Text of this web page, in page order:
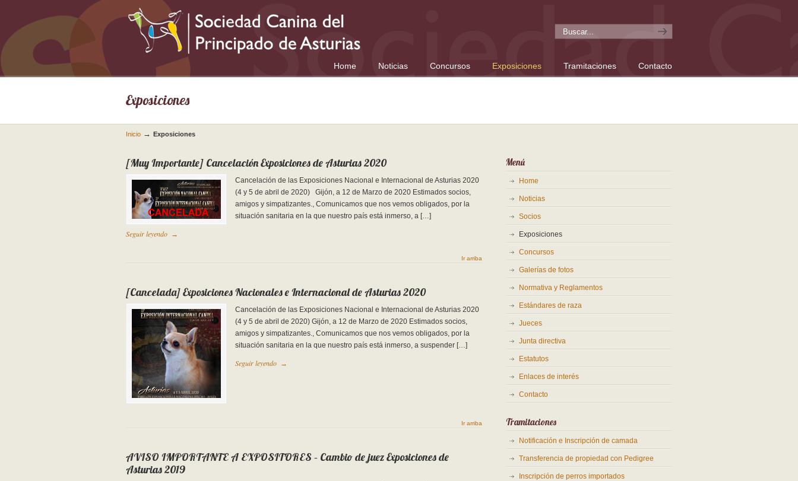
Home Noticias Concursos Exposiciones Tramitaciones Contacto
Exposiciones
Inicio → Exposiciones
[Muy Importante] Cancelación Exposiciones de Asturias 2020
Cancelación de las Exposiciones Nacional e Internacional de Asturias 2020
(4 y 5 de abril de 2020) Gijón, a 12 de Marzo de 2020 Estimados socios,
amigos y simpatizantes., Comunicamos que nos vemos obligados, por la
situación sanitaria en la que nuestro país está inmerso, a […]
Seguir leyendo →
Ir arriba
[Cancelada] Exposiciones Nacionales e Internacional de Asturias 2020
Cancelación de las Exposiciones Nacional e Internacional de Asturias 2020
(4 y 5 de abril de 2020) Gijón, a 12 de Marzo de 2020 Estimados socios,
amigos y simpatizantes., Comunicamos que nos vemos obligados, por la
situación sanitaria en la que nuestro país está inmerso, a suspender […]
Seguir leyendo →
Ir arriba
AVISO IMPORTANTE A EXPOSITORES – Cambio de juez Exposiciones de
Asturias 2019
Menú
Home
Noticias
Socios
Exposiciones
Concursos
Galerías de fotos
Normativa y Reglamentos
Estándares de raza
Jueces
Junta directiva
Estatutos
Enlaces de interés
Contacto
Tramitaciones
Notificación e Inscripción de camada
Transferencia de propiedad con Pedigree
Inscripción de perros importados